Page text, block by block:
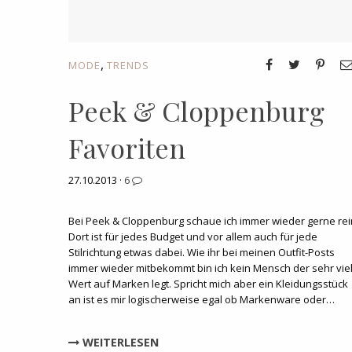
MODE, TRENDS
Peek & Cloppenburg
Favoriten
27.10.2013 · 6
Bei Peek & Cloppenburg schaue ich immer wieder gerne
Dort ist für jedes Budget und vor allem auch für jede
Stilrichtung etwas dabei. Wie ihr bei meinen Outfit-Posts
immer wieder mitbekommt bin ich kein Mensch der sehr viel
Wert auf Marken legt. Spricht mich aber ein Kleidungsstück
an ist es mir logischerweise egal ob Markenware oder…
WEITERLESEN